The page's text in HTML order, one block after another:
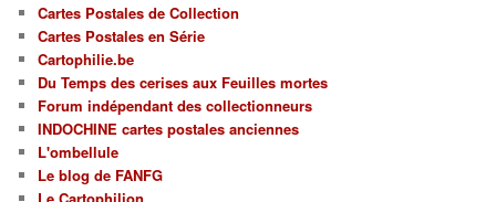
Cartes Postales de Collection
Cartes Postales en Série
Cartophilie.be
Du Temps des cerises aux Feuilles mortes
Forum indépendant des collectionneurs
INDOCHINE cartes postales anciennes
L'ombellule
Le blog de FANFG
Le Cartophilion